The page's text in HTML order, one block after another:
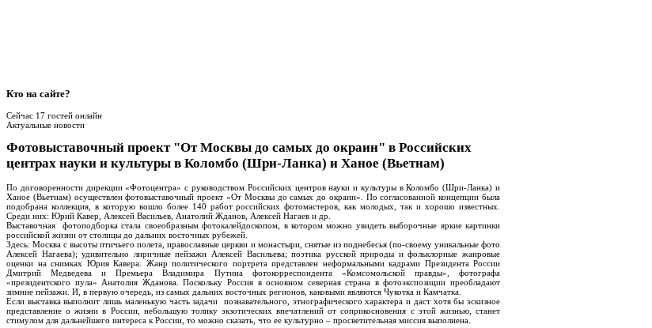
Кто на сайте?
Сейчас 17 гостей онлайн
Актуальные новости
Фотовыставочный проект "От Москвы до самых до окраин" в Российских
центрах науки и культуры в Коломбо (Шри-Ланка) и Ханое (Вьетнам)
По договоренности дирекции «Фотоцентра» с руководством Российских центров науки и культуры в Коломбо (Шри-Ланка) и
Ханое (Вьетнам) осуществлен фотовыставочный проект «От Москвы до самых до окраин». По согласованной концепции была
подобрана коллекция, в которую вошло более 140 работ российских фотомастеров, как молодых, так и хорошо известных.
Среди них: Юрий Кавер, Алексей Васильев, Анатолий Жданов, Алексей Нагаев и др.
Выставочная фотоподборка стала своеобразным фотокалейдоскопом, в котором можно увидеть выборочные яркие картинки
российской жизни от столицы до дальних восточных рубежей.
Здесь: Москва с высоты птичьего полета, православные церкви и монастыри, снятые из поднебесья (по-своему уникальные фото
Алексей Нагаева); удивительно лиричные пейзажи Алексей Васильева; поэтика русской природы и фольклорные жанровые
оценки на снимках Юрия Кавера. Жанр политического портрета представлен неформальными кадрами Президента России
Дмитрий Медведева и Премьера Владимира Путина фотокорреспондента «Комсомольской правды», фотографа
«президентского пула» Анатолия Жданова. Поскольку Россия в основном северная страна в фотоэкспозиции преобладают
зимние пейзажи. И, в первую очередь, из самых дальних восточных регионов, каковыми являются Чукотка и Камчатка.
Если выставка выполнит лишь маленькую часть задачи познавательного, этнографического характера и даст хотя бы эскизное
представление о жизни в России, небольшую толику экзотических впечатлений от соприкосновения с этой жизнью, станет
стимулом для дальнейшего интереса к России, то можно сказать, что ее культурно – просветительная миссия выполнена.